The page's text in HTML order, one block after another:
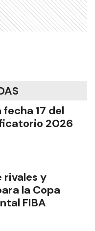
17 del
2026
rivales y
la Copa
FIBA